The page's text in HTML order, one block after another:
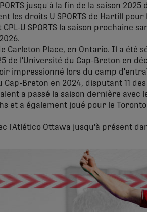
jusqu'à la fin de la saison
les droits U SPORTS de Hartill
U SPORTS la saison prochaine
Carleton Place, en Ontario. Il a été
de l'Université du Cap-Breton en
impressionné lors du camp
Breton en 2024, disputant 11
a passé la saison dernière avec
et a également joué pour le
l'Atlético Ottawa jusqu'à présent